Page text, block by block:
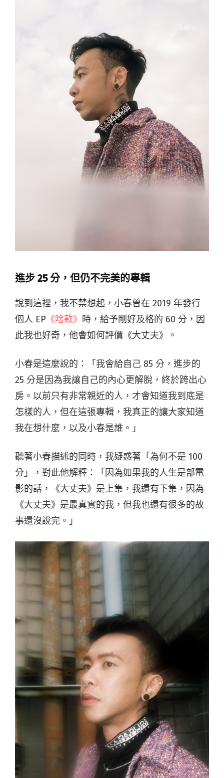
進步 25 分，但仍不完美的專輯
說到這裡，我不禁想起，小春曾在 2019 年發行
個人 EP 《啥款》 時，給予剛好及格的 60 分，因
此我也好奇，他會如何評價《大丈夫》。
小春是這麼說的：「我會給自己 85 分，進步的
25 分是因為我讓自己的內心更解脫，終於跨出心
房。以前只有非常親近的人，才會知道我到底是
怎樣的人，但在這張專輯，我真正的讓大家知道
我在想什麼，以及小春是誰。」
聽著小春描述的同時，我疑惑著「為何不是 100
分」，對此他解釋：「因為如果我的人生是部電
影的話，《大丈夫》是上集，我還有下集，因為
《大丈夫》是最真實的我，但我也還有很多的故
事還沒說完。」